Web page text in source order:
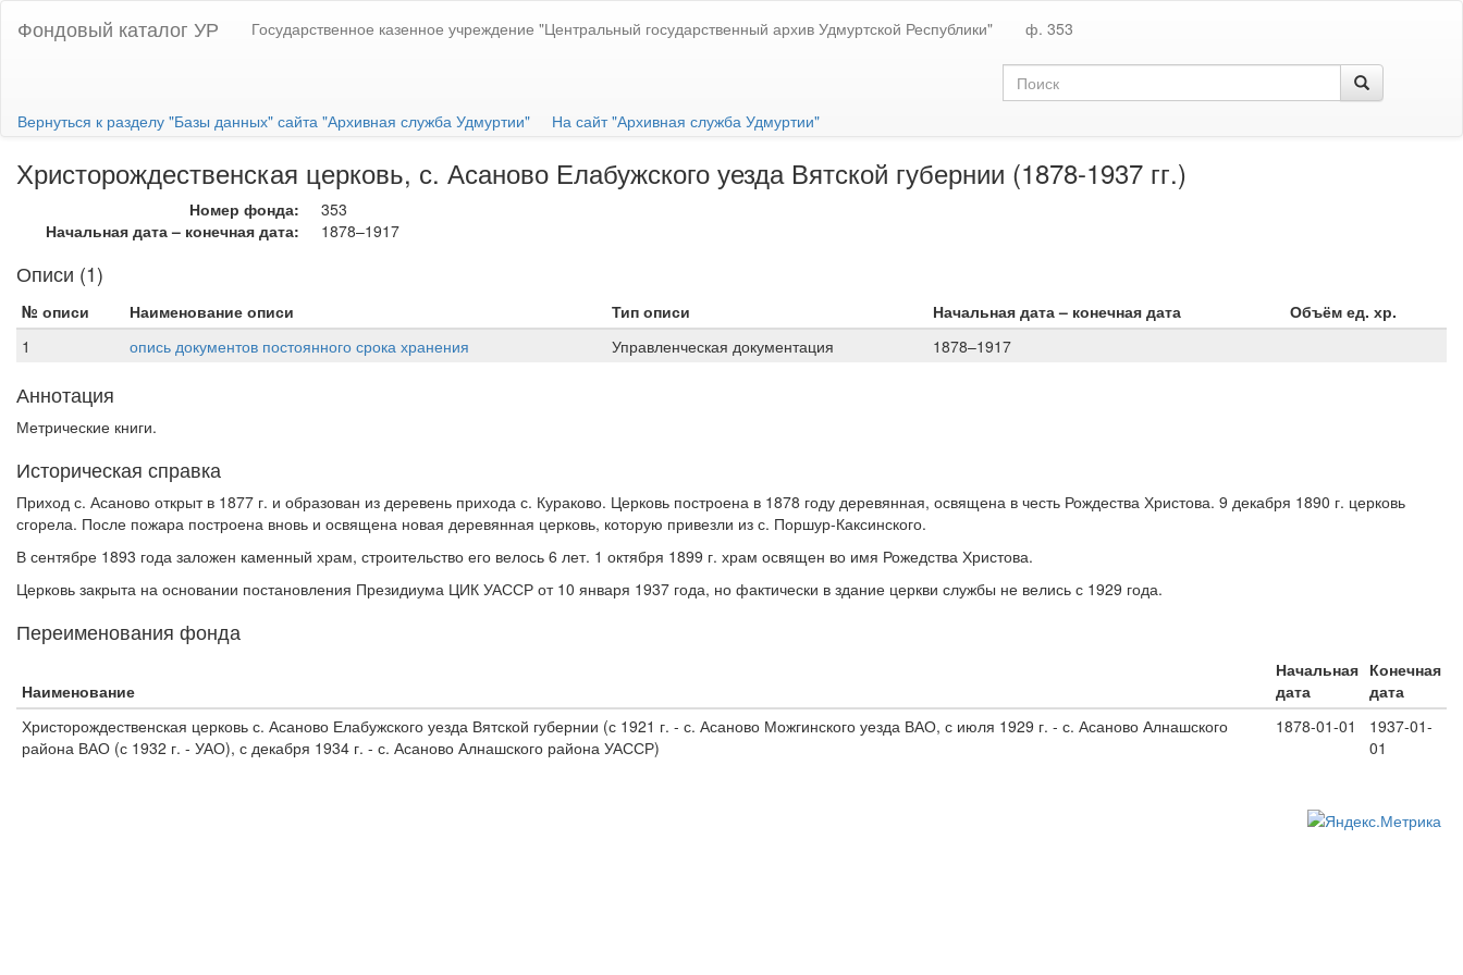
Фондовый каталог УР Государственное казенное учреждение "Центральный государственный архив Удмуртской Республики" ф. 353
Вернуться к разделу "Базы данных" сайта "Архивная служба Удмуртии" На сайт "Архивная служба Удмуртии"
Христорождественская церковь, с. Асаново Елабужского уезда Вятской губернии (1878-1937 гг.)
Номер фонда:
353
Начальная дата – конечная дата:
1878–1917
Описи (1)
№ описи Наименование описи Тип описи Начальная дата – конечная дата
Объём ед. хр.
1
опись документов постоянного срока хранения Управленческая документация 1878–1917
Аннотация
Метрические книги.
Историческая справка
Приход с. Асаново открыт в 1877 г. и образован из деревень прихода с. Кураково. Церковь построена в 1878 году деревянная, освящена в честь Рождества Христова. 9 декабря 1890 г. церковь
сгорела. После пожара построена вновь и освящена новая деревянная церковь, которую привезли из с. Поршур-Каксинского.
В сентябре 1893 года заложен каменный храм, строительство его велось 6 лет. 1 октября 1899 г. храм освящен во имя Рожедства Христова.
Церковь закрыта на основании постановления Президиума ЦИК УАССР от 10 января 1937 года, но фактически в здание церкви службы не велись с 1929 года.
Переименования фонда
Наименование
Начальная
дата
Конечная
дата
Христорождественская церковь с. Асаново Елабужского уезда Вятской губернии (с 1921 г. - с. Асаново Можгинского уезда ВАО, с июля 1929 г. - с. Асаново Алнашского
района ВАО (с 1932 г. - УАО), с декабря 1934 г. - с. Асаново Алнашского района УАССР)
1878-01-01
1937-01-
01